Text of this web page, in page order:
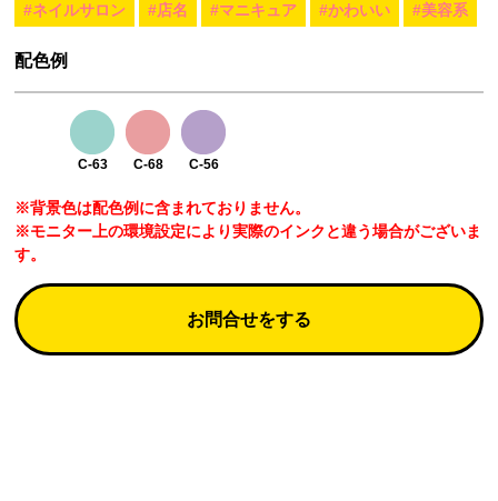
#ネイルサロン #店名 #マニキュア #かわいい #美容系
配色例
C-63 C-68 C-56
※背景色は配色例に含まれておりません。
※モニター上の環境設定により実際のインクと違う場合がございま
す。
お問合せをする